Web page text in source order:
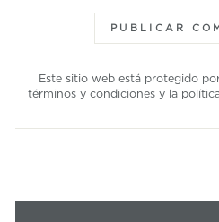
PUBLICAR
Este sitio web está protegido
términos y condiciones y la